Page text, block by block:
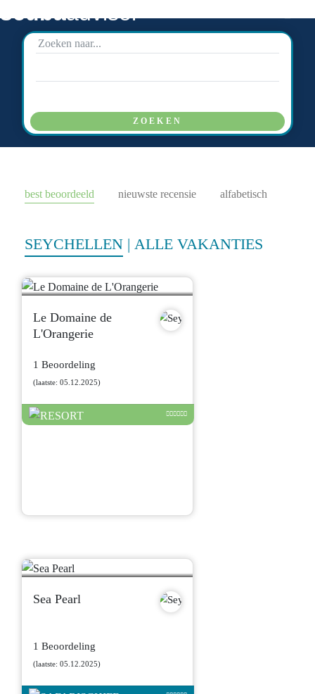
scubaadvisor
ZOEKEN
best beoordeeld nieuwste recensie alfabetisch
SEYCHELLEN | ALLE VAKANTIES
Le Domaine de
L'Orangerie
1 Beoordeling
(laatste: 05.12.2025)
Sea Pearl
1 Beoordeling
(laatste: 05.12.2025)